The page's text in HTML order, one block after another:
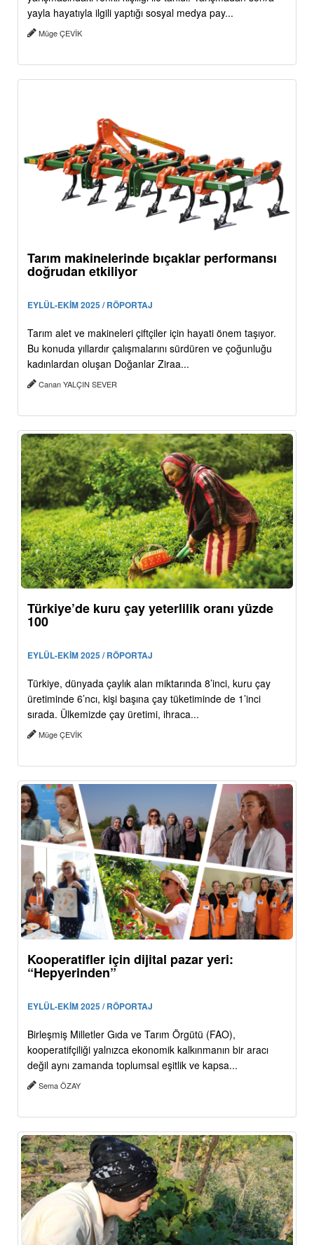
yayla hayatıyla ilgili yaptığı sosyal medya pay...
Müge ÇEVİK
Tarım makinelerinde bıçaklar performansı
doğrudan etkiliyor
EYLÜL-EKİM 2025 / RÖPORTAJ
Tarım alet ve makineleri çiftçiler için hayati önem taşıyor.
Bu konuda yıllardır çalışmalarını sürdüren ve çoğunluğu
kadınlardan oluşan Doğanlar Ziraa...
Canan YALÇIN SEVER
Türkiye’de kuru çay yeterlilik oranı yüzde
100
EYLÜL-EKİM 2025 / RÖPORTAJ
Türkiye, dünyada çaylık alan miktarında 8’inci, kuru çay
üretiminde 6’ncı, kişi başına çay tüketiminde de 1’inci
sırada. Ülkemizde çay üretimi, ihraca...
Müge ÇEVİK
Kooperatifler için dijital pazar yeri:
“Hepyerinden”
EYLÜL-EKİM 2025 / RÖPORTAJ
Birleşmiş Milletler Gıda ve Tarım Örgütü (FAO),
kooperatifçiliği yalnızca ekonomik kalkınmanın bir aracı
değil aynı zamanda toplumsal eşitlik ve kapsa...
Sema ÖZAY